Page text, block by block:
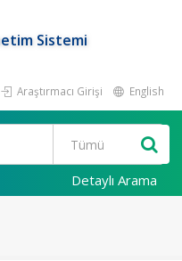
Sistemi
Araştırmacı Girişi English
Detaylı Arama